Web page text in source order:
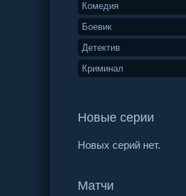
Комедия
Боевик
Детектив
Криминал
Новые серии
Новых серий нет.
Матчи